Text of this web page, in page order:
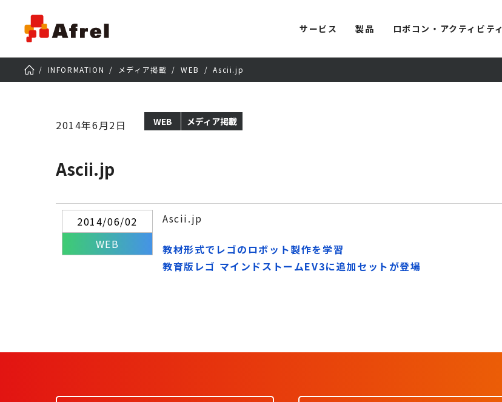
サービス 製品 ロボコン・アクティビティ
INFORMATION メディア掲載 WEB Ascii.jp
2014年6月2日 WEB メディア掲載
Ascii.jp
2014/06/02
WEB
Ascii.jp
教材形式でレゴのロボット製作を学習
教育版レゴ マインドストームEV3に追加セットが登場